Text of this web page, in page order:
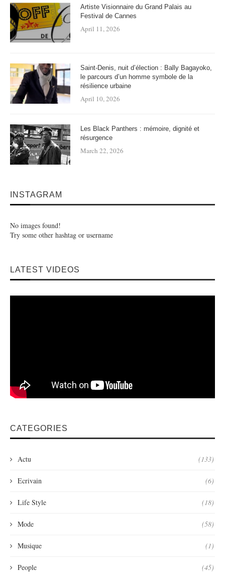
Artiste Visionnaire du Grand Palais au
Festival de Cannes
April 11, 2026
Saint-Denis, nuit d’élection : Bally Bagayoko,
le parcours d’un homme symbole de la
résilience urbaine
April 10, 2026
Les Black Panthers : mémoire, dignité et
résurgence
March 22, 2026
INSTAGRAM
No images found!
Try some other hashtag or username
LATEST VIDEOS
CATEGORIES
Actu (133)
Ecrivain (6)
Life Style (18)
Mode (58)
Musique (1)
People (45)